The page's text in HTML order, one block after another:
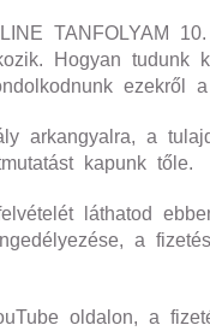
TANFOLYAM
Hogyan
ezekről
arkangyalra, a
kapunk tőle.
láthatod
a
oldalon, a